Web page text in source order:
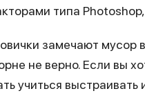
типа
замечают
не верно. Если вы
учиться